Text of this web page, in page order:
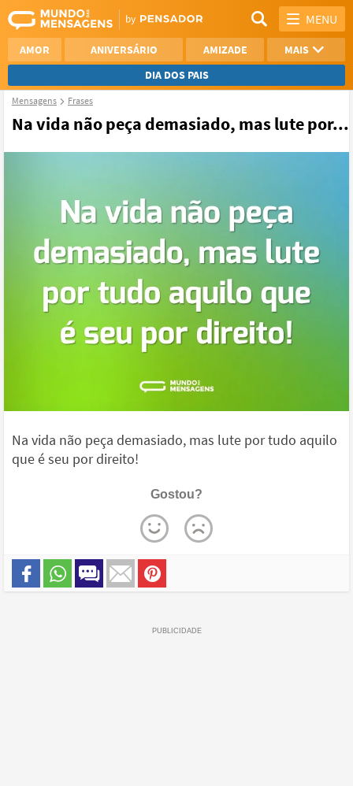
MENU
AMOR ANIVERSÁRIO AMIZADE
MAIS
DIA DOS PAIS
REFLEXÃO
AGRADECIMENTO
Mensagens Frases
Na vida não peça demasiado, mas lute por...
Na vida não peça demasiado, mas lute por tudo aquilo
que é seu por direito!
Gostou?